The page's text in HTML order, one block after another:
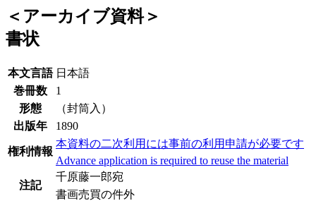
＜アーカイブ資料＞
書状
本文言語 日本語
巻冊数
1
形態
（封筒入）
出版年
1890
権利情報
本資料の二次利用には事前の利用申請が必要です
Advance application is required to reuse the material
注記
千原藤一郎宛
書画売買の件外